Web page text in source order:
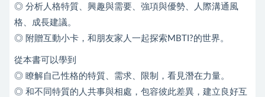
◎ 分析人格特質、興趣與需要、強項與優勢、人際溝通風
格、成長建議。
◎ 附贈互動小卡，和朋友家人一起探索MBTI?的世界。
從本書可以學到
◎ 瞭解自己性格的特質、需求、限制，看見潛在力量。
◎ 和不同特質的人共事與相處，包容彼此差異，建立良好互